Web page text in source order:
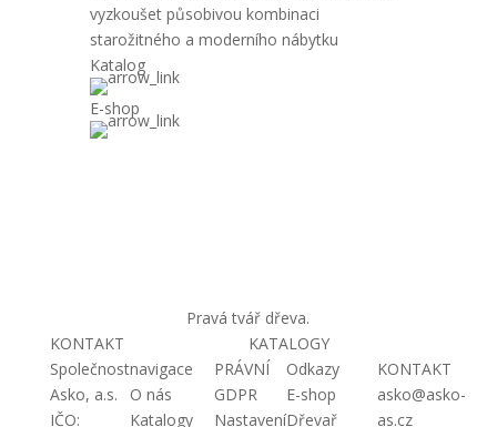
vyzkoušet působivou kombinaci
starožitného a moderního nábytku
Katalog
E-shop
Pravá tvář dřeva.
KONTAKT
KATALOGY
Společnost
Asko, a.s.
IČO:
navigace
O nás
Katalogy
PRÁVNÍ
GDPR
Nastavení
Odkazy
E-shop
Dřevař
KONTAKT
asko@asko-
as.cz